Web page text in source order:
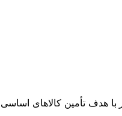
سال و نوروز ۱۴۰۵، طرح تشدید بازرسی و نظارت بر